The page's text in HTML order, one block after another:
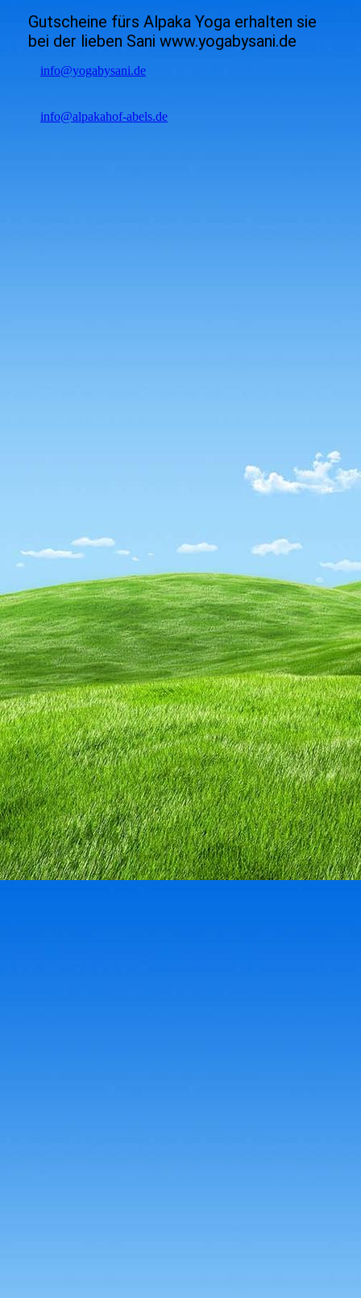
Gutscheine fürs Alpaka Yoga erhalten sie
bei der lieben Sani www.yogabysani.de
info@yogabysani.de
info@alpakahof-abels.de